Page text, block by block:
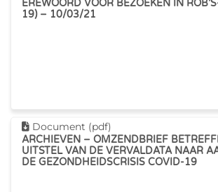
EREWOORD VOOR BEZOEKEN IN
19) – 10/03/21
Dit document downloaden
Document (pdf)
ARCHIEVEN – OMZENDBRIEF
UITSTEL VAN DE VERVALDATA NAAR
DE GEZONDHEIDSCRISIS COVID-19